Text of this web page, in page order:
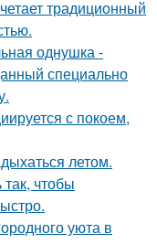
традиционный
однушка -
специально
с покоем,
летом.
чтобы
уюта в